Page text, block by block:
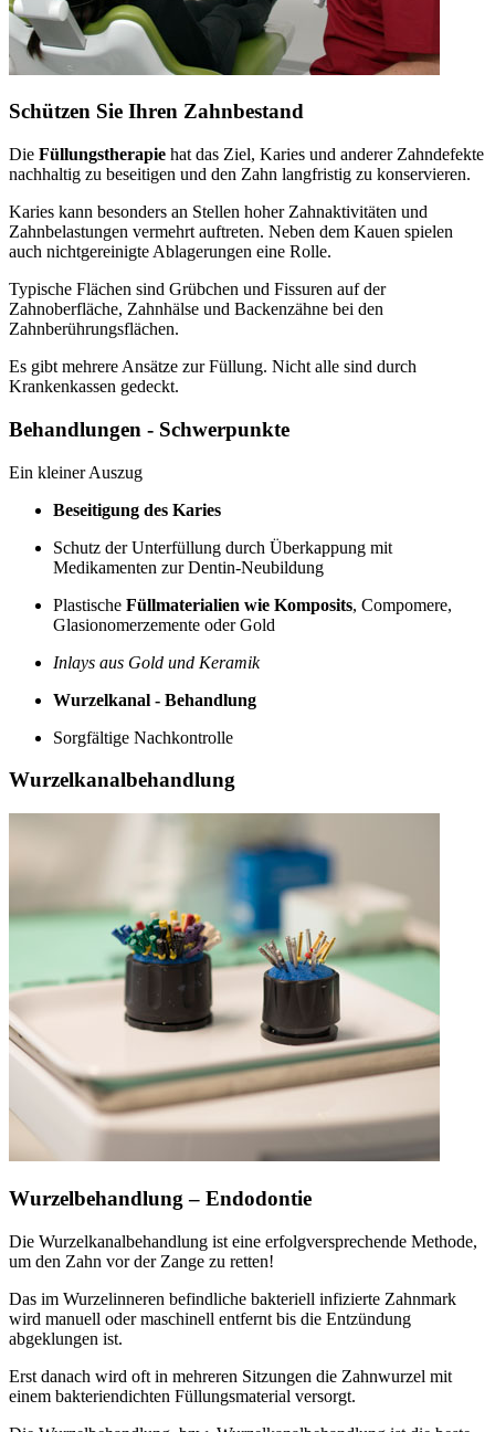
Schützen Sie Ihren Zahnbestand
Die Füllungstherapie hat das Ziel, Karies und anderer Zahndefekte
nachhaltig zu beseitigen und den Zahn langfristig zu konservieren.
Karies kann besonders an Stellen hoher Zahnaktivitäten und
Zahnbelastungen vermehrt auftreten. Neben dem Kauen spielen
auch nichtgereinigte Ablagerungen eine Rolle.
Typische Flächen sind Grübchen und Fissuren auf der
Zahnoberfläche, Zahnhälse und Backenzähne bei den
Zahnberührungsflächen.
Es gibt mehrere Ansätze zur Füllung. Nicht alle sind durch
Krankenkassen gedeckt.
Behandlungen - Schwerpunkte
Ein kleiner Auszug
Beseitigung des Karies
Schutz der Unterfüllung durch Überkappung mit
Medikamenten zur Dentin-Neubildung
Plastische Füllmaterialien wie Komposits, Compomere,
Glasionomerzemente oder Gold
Inlays aus Gold und Keramik
Wurzelkanal - Behandlung
Sorgfältige Nachkontrolle
Wurzelkanalbehandlung
Wurzelbehandlung – Endodontie
Die Wurzelkanalbehandlung ist eine erfolgversprechende Methode,
um den Zahn vor der Zange zu retten!
Das im Wurzelinneren befindliche bakteriell infizierte Zahnmark
wird manuell oder maschinell entfernt bis die Entzündung
abgeklungen ist.
Erst danach wird oft in mehreren Sitzungen die Zahnwurzel mit
einem bakteriendichten Füllungsmaterial versorgt.